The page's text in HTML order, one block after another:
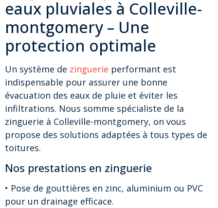
eaux pluviales à Colleville-
montgomery – Une
protection optimale
Un système de zinguerie performant est
indispensable pour assurer une bonne
évacuation des eaux de pluie et éviter les
infiltrations. Nous somme spécialiste de la
zinguerie à Colleville-montgomery, on vous
propose des solutions adaptées à tous types de
toitures.
Nos prestations en zinguerie
• Pose de gouttières en zinc, aluminium ou PVC
pour un drainage efficace.